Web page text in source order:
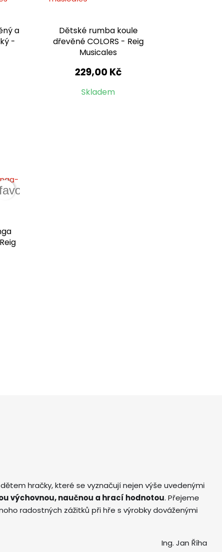
a
-
Dětské rumba koule
dřevěné COLORS - Reig
Musicales
229,00 Kč
Skladem
hračky, které se vyznačují nejen výše uvedenými
výchovnou, naučnou a hrací hodnotou. Přejeme
radostných zážitků při hře s výrobky dováženými
Ing. Jan Říha